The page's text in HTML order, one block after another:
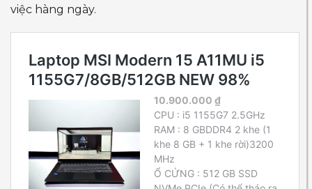
việc hàng ngày.